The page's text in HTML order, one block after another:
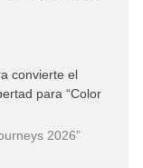
convierte el
para “Color
2026”